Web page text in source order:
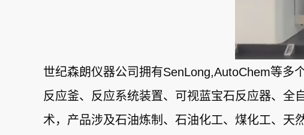
世纪森朗仪器公司拥有SenLong,AutoChem等多
反应釜、反应系统装置、可视蓝宝石反应器、全
术，产品涉及石油炼制、石油化工、煤化工、天